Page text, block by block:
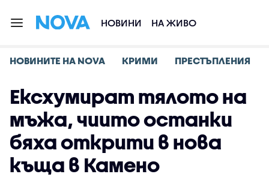
НОВИНИ НА ЖИВО
НОВИНИТЕ НА NOVA КРИМИ ПРЕСТЪПЛЕНИЯ
Ексхумират тялото на
мъжа, чиито останки
бяха открити в нова
къща в Камено